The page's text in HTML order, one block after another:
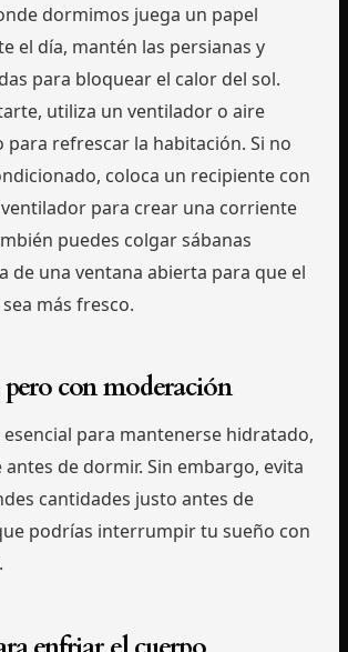
dormimos juega un papel
el día, mantén las persianas y
para bloquear el calor del sol.
utiliza un ventilador o aire
para refrescar la habitación. Si no
coloca un recipiente con
para crear una corriente
puedes colgar sábanas
de una ventana abierta para que el
más fresco.
con moderación
esencial para mantenerse hidratado,
antes de dormir. Sin embargo, evita
cantidades justo antes de
podrías interrumpir tu sueño con